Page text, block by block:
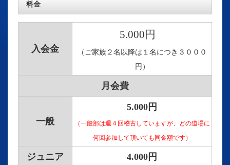
料金
入会金
5.000円
（ご家族２名以降は１名につき３０００
円）
月会費
一般
5.000円
（一般部は週４回稽古していますが、どの道場に
何回参加して頂いても同金額です）
ジュニア 4.000円